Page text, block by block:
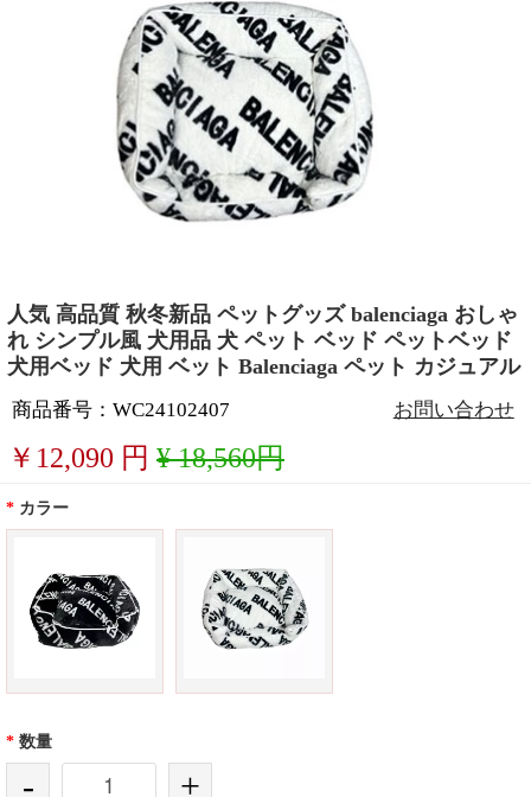
人気 高品質 秋冬新品 ペットグッズ balenciaga おしゃ
れ シンプル風 犬用品 犬 ペット ベッド ペットベッド
犬用ベッド 犬用 ベット Balenciaga ペット カジュアル
商品番号：WC24102407 お問い合わせ
￥ 12,090 円 ¥ 18,560円
* カラー
* 数量
- +